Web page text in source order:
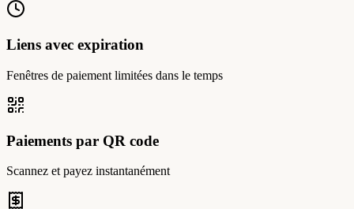
Liens avec expiration
Fenêtres de paiement limitées dans le temps
Paiements par QR code
Scannez et payez instantanément